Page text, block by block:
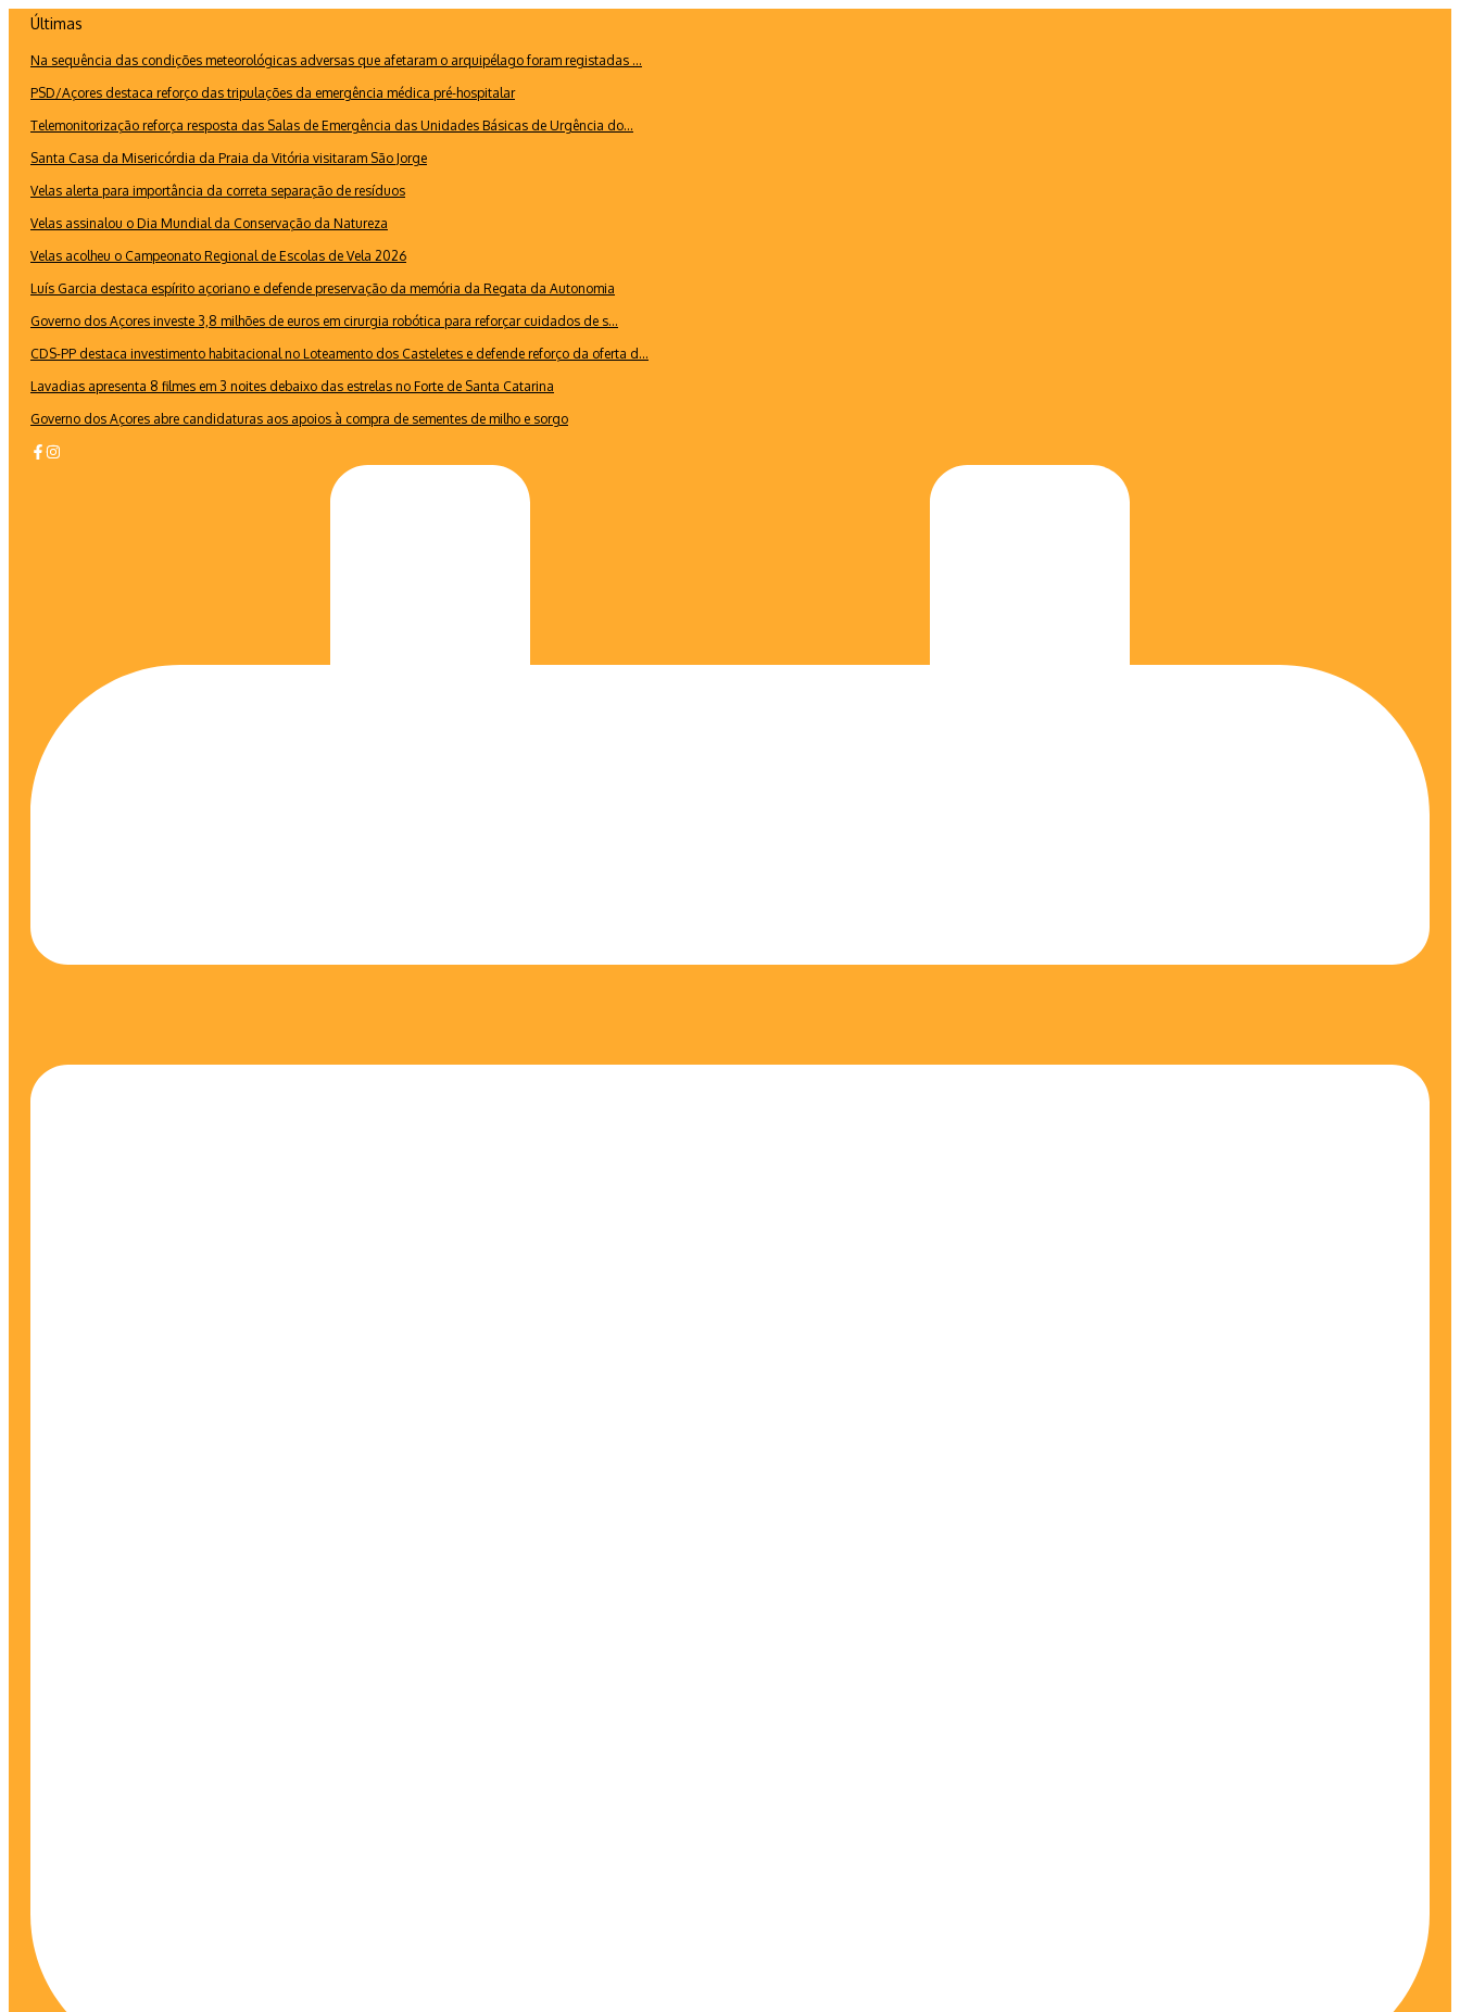
conteúdo
Últimas
Na sequência das condições meteorológicas adversas que afetaram o arquipélago foram registadas ...
PSD/Açores destaca reforço das tripulações da emergência médica pré-hospitalar
Telemonitorização reforça resposta das Salas de Emergência das Unidades Básicas de Urgência do...
Santa Casa da Misericórdia da Praia da Vitória visitaram São Jorge
Velas alerta para importância da correta separação de resíduos
Velas assinalou o Dia Mundial da Conservação da Natureza
Velas acolheu o Campeonato Regional de Escolas de Vela 2026
Luís Garcia destaca espírito açoriano e defende preservação da memória da Regata da Autonomia
Governo dos Açores investe 3,8 milhões de euros em cirurgia robótica para reforçar cuidados de s...
CDS-PP destaca investimento habitacional no Loteamento dos Casteletes e defende reforço da oferta d...
Lavadias apresenta 8 filmes em 3 noites debaixo das estrelas no Forte de Santa Catarina
Governo dos Açores abre candidaturas aos apoios à compra de sementes de milho e sorgo